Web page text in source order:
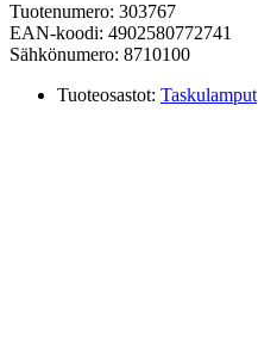
Tuotenumero: 303767
EAN-koodi: 4902580772741
Sähkönumero: 8710100
Tuoteosastot: Taskulamput